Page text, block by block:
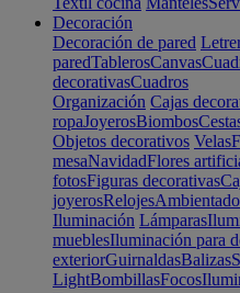
Decoración
Decoración de pared
paredTablerosCanvas
decorativasCuadros
Organización Cajas
ropaJoyerosBiombos
Objetos decorativos Velas
mesaNavidadFlores
fotosFiguras decorativas
joyerosRelojes
Iluminación Lámparas
mueblesIluminación para
exteriorGuirnaldasBalizas
LightBombillasFocos